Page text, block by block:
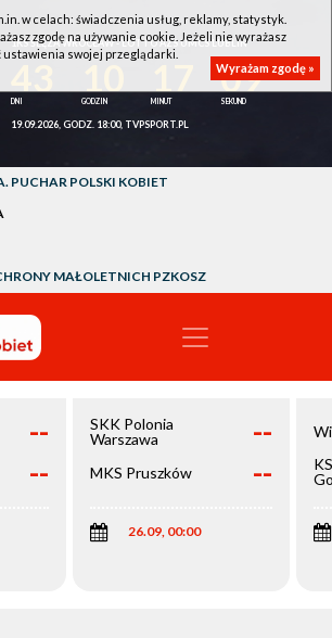
1KS ŚLĘZA WROCŁAW - LOTTO AZS UMCS LUBLIN
09
19.09.2026, GODZ. 18:00, TVPSPORT.PL
PUCHAR POLSKI KOBIET
MAŁOLETNICH PZKOSZ
--
--
SKK Polonia
Warszawa
--
MKS Pruszków --
26.09, 00:00
w celach: świadczenia usług, reklamy, statystyk.
zgodę na używanie cookie. Jeżeli nie wyrażasz
swojej przeglądarki.
Wyrażam zgodę »